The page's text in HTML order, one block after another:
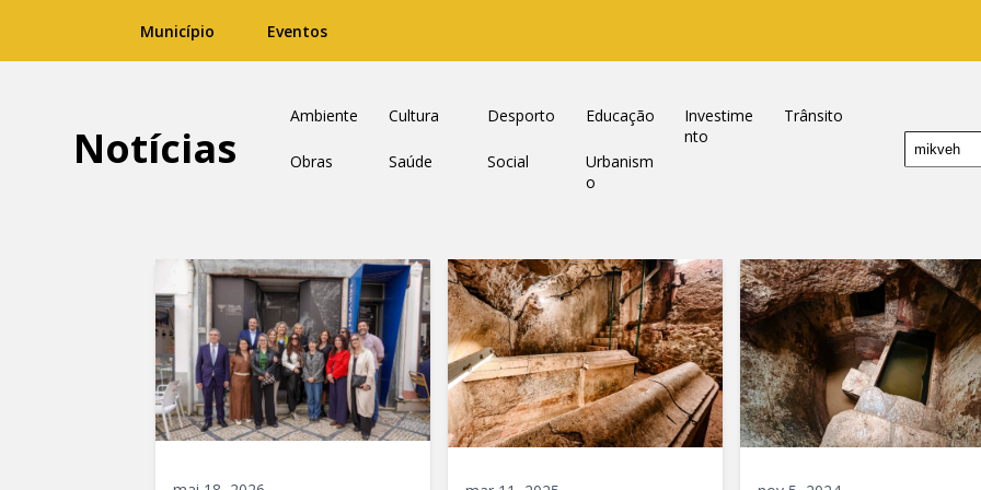
Município Eventos
Notícias
Ambiente Cultura Desporto Educação
Investime
nto
Trânsito
Obras Saúde Social
Urbanism
o
Enviar